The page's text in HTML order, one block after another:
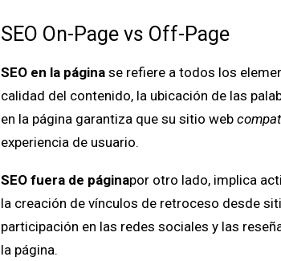
SEO On-Page vs Off-Page
SEO en la página se refiere a todos los
calidad del contenido, la ubicación de las
en la página garantiza que su sitio web
experiencia de usuario.
SEO fuera de páginapor otro lado, implica
la creación de vínculos de retroceso desde
participación en las redes sociales y las
la página.